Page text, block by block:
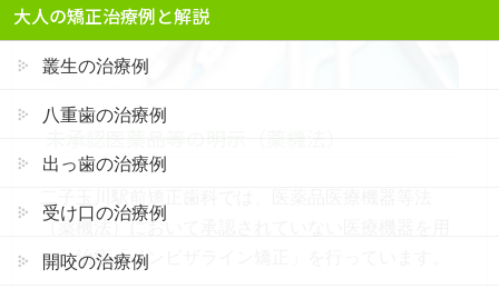
（薬機法）において承認されていない医療機器を用
いた治療「インビザライン矯正」を行っています。
大人の矯正治療例と解説
叢生の治療例
八重歯の治療例
出っ歯の治療例
受け口の治療例
開咬の治療例